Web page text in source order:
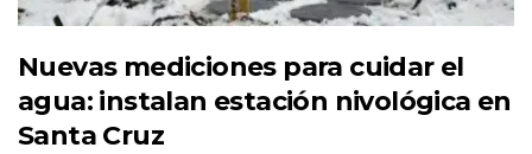
Nuevas mediciones para cuidar el
agua: instalan estación nivológica en
Santa Cruz